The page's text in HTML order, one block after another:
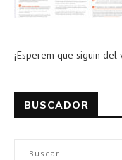
¡Esperem que siguin del
BUSCADOR